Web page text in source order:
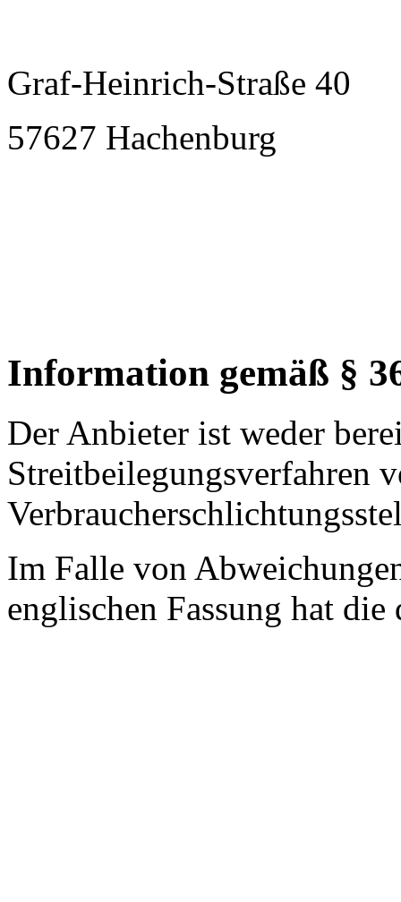
Graf-Heinrich-Straße 40
57627 Hachenburg
Information gemäß §
Der Anbieter ist weder
Streitbeilegungsverfahren
Im Falle von
englischen Fassung hat die